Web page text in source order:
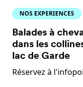
NOS EXPERIENCES
Balades à
dans les
lac de Garde
Réservez à